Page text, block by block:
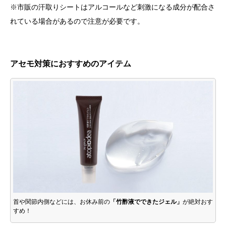
※市販の汗取りシートはアルコールなど刺激になる成分が配合さ
れている場合があるので注意が必要です。
アセモ対策におすすめのアイテム
首や関節内側などには、お休み前の 「竹酢液でできたジェル」 が絶対おす
すめ！